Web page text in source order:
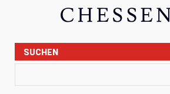
SUCHEN